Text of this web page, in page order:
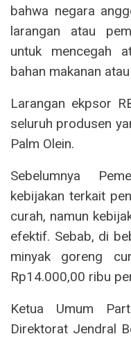
bahwa negara
larangan atau
untuk mencegah
bahan makanan
Larangan ekpsor
seluruh produsen
Palm Olein.
Sebelumnya
kebijakan terkait
curah, namun
efektif. Sebab, di
minyak goreng
Rp14.000,00 ribu
Ketua Umum
Direktorat Jendral